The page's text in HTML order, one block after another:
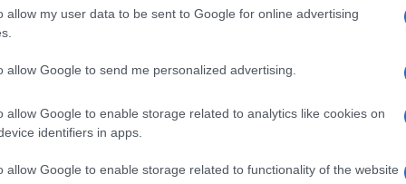
allow my user data to be sent to Google for online advertising
allow Google to send me personalized advertising.
allow Google to enable storage related to analytics like cookies on
identifiers in apps.
allow Google to enable storage related to functionality of the website
Eventi Olbia
Eventi Sardegna